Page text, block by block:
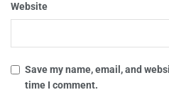
Website
Save my name, email, and
time I comment.